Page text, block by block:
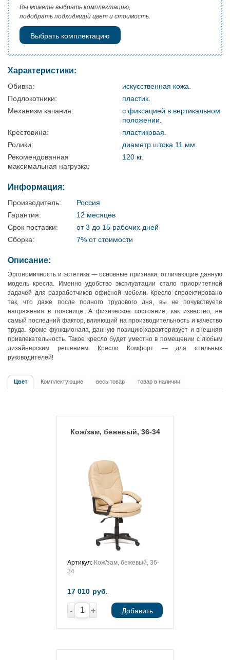
Вы можете выбрать комплектацию,
подобрать подходящий цвет и стоимость.
Выбрать комплектацию
Характеристики:
Обивка:
искусственная кожа.
Подлокотники:
пластик.
Механизм качания:
с фиксацией в вертикальном
положении.
Крестовина:
пластиковая.
Ролики:
диаметр штока 11 мм.
Рекомендованная
максимальная нагрузка:
120 кг.
Информация:
Производитель:
Россия
Гарантия:
12 месяцев
Срок поставки:
от 3 до 15 рабочих дней
Сборка:
7% от стоимости
Описание:
Эргономичность и эстетика — основные признаки, отличающие данную
модель кресла. Именно удобство эксплуатации стало приоритетной
задачей для разработчиков офисной мебели. Кресло спроектировано
так, что даже после полного трудового дня, вы не почувствуете
напряжения в пояснице. А физическое состояние, как известно, не
самый последний фактор, влияющий на производительность и качество
труда. Кроме функционала, данную позицию характеризует и внешняя
привлекательность. Такое кресло будет уместно в помещении с любым
дизайнерским решением. Кресло Комфорт — для стильных
руководителей!
Цвет Комплектующие весь товар товар в наличии
Кож/зам, бежевый, 36-34
Артикул: Кож/зам, бежевый, 36-
34
17 010 руб.
- + Добавить